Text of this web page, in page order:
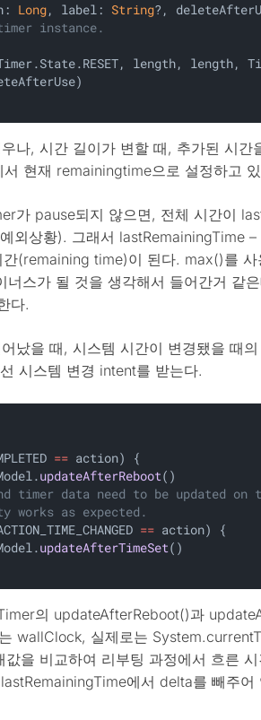
Long, label: String?,
instance.
length, length,
나, 시간 길이가 변할 때, 추가된 시간
현재 remainingtime으로 설정하고
가 pause되지 않으면, 전체 시간이
외상황). 그래서 lastRemainingTime
(remaining time)이 된다. max()를 사
너스가 될 것을 생각해서 들어간거 같
다.
났을 때, 시스템 시간이 변경됐을 때
시스템 변경 intent를 받는다.
== action) {
updateAfterReboot()
timer data need to be updated on
as expected.
== action) {
updateAfterTimeSet()
의 updateAfterReboot()과
wallClock, 실제로는
값을 비교하여 리부팅 과정에서 흐른
에서 delta를 빼주어